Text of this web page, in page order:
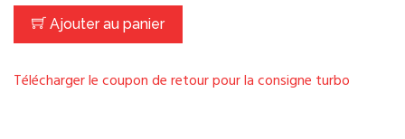
Ajouter au panier
Télécharger le coupon de retour pour la consigne turbo